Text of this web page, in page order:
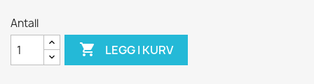
Antall
 LEGG I KURV